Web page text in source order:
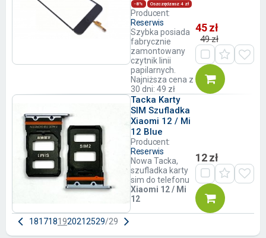
-8% Oszczędzasz 4 zł
Producent:
Reserwis
Szybka posiada
fabrycznie
zamontowany
czytnik linii
papilarnych.
Najniższa cena z
30 dni: 49 zł
45 zł
49 zł
Tacka Karty
SIM Szufladka
Xiaomi 12 / Mi
12 Blue
Producent:
Reserwis
Nowa Tacka,
szufladka karty
sim do telefonu
Xiaomi 12 / Mi
12
12 zł
1817181920212529/29